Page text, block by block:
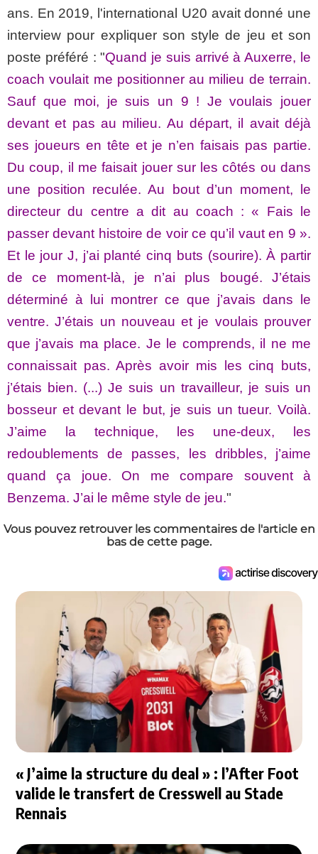
ans. En 2019, l'international U20 avait donné une
interview pour expliquer son style de jeu et son
poste préféré : "Quand je suis arrivé à Auxerre, le
coach voulait me positionner au milieu de terrain.
Sauf que moi, je suis un 9 ! Je voulais jouer
devant et pas au milieu. Au départ, il avait déjà
ses joueurs en tête et je n’en faisais pas partie.
Du coup, il me faisait jouer sur les côtés ou dans
une position reculée. Au bout d’un moment, le
directeur du centre a dit au coach : « Fais le
passer devant histoire de voir ce qu’il vaut en 9 ».
Et le jour J, j’ai planté cinq buts (sourire). À partir
de ce moment-là, je n’ai plus bougé. J’étais
déterminé à lui montrer ce que j’avais dans le
ventre. J’étais un nouveau et je voulais prouver
que j’avais ma place. Je le comprends, il ne me
connaissait pas. Après avoir mis les cinq buts,
j’étais bien. (...) Je suis un travailleur, je suis un
bosseur et devant le but, je suis un tueur. Voilà.
J’aime la technique, les une-deux, les
redoublements de passes, les dribbles, j’aime
quand ça joue. On me compare souvent à
Benzema. J’ai le même style de jeu."
Vous pouvez retrouver les commentaires de l'article en
bas de cette page.
« J’aime la structure du deal » : l’After Foot
valide le transfert de Cresswell au Stade
Rennais